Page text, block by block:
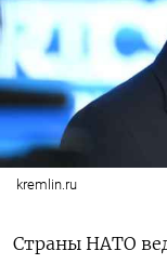
kremlin.ru
Страны НАТО